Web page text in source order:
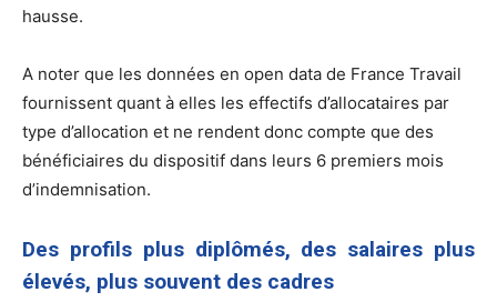
hausse.
A noter que les données en open data de France Travail
fournissent quant à elles les effectifs d’allocataires par
type d’allocation et ne rendent donc compte que des
bénéficiaires du dispositif dans leurs 6 premiers mois
d’indemnisation.
Des profils plus diplômés, des salaires plus
élevés, plus souvent des cadres